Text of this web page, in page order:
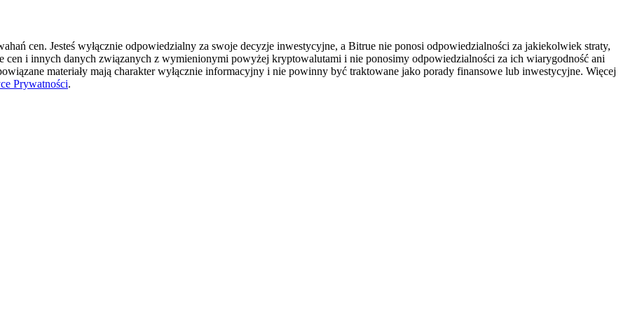
cen. Jesteś wyłącznie odpowiedzialny za swoje decyzje inwestycyjne, a Bitrue nie ponosi odpowiedzialności za jakiekolwiek straty,
cen i innych danych związanych z wymienionymi powyżej kryptowalutami i nie ponosimy odpowiedzialności za ich wiarygodność ani
materiały mają charakter wyłącznie informacyjny i nie powinny być traktowane jako porady finansowe lub inwestycyjne. Więcej
Prywatności.